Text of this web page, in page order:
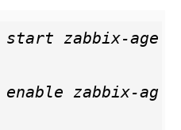
start zabbix-age
zabbix-ag